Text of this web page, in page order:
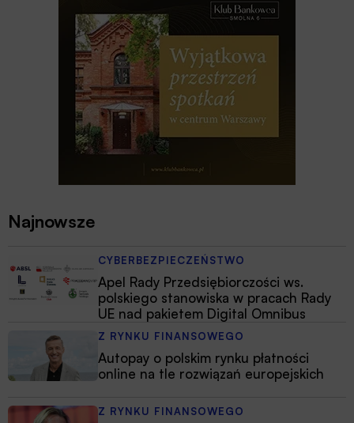
Najnowsze
CYBERBEZPIECZEŃSTWO
Apel Rady Przedsiębiorczości ws.
polskiego stanowiska w pracach Rady
UE nad pakietem Digital Omnibus
Z RYNKU FINANSOWEGO
Autopay o polskim rynku płatności
online na tle rozwiązań europejskich
Z RYNKU FINANSOWEGO